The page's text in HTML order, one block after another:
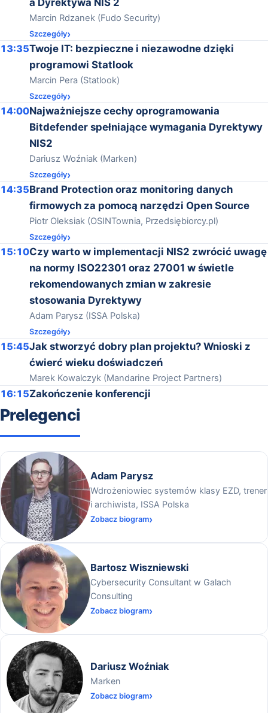
a Dyrektywa NIS 2
Marcin Rdzanek (Fudo Security)
Szczegóły
13:35Twoje IT: bezpieczne i niezawodne dzięki
programowi Statlook
Marcin Pera (Statlook)
Szczegóły
14:00Najważniejsze cechy oprogramowania
Bitdefender spełniające wymagania Dyrektywy
NIS2
Dariusz Woźniak (Marken)
Szczegóły
14:35Brand Protection oraz monitoring danych
firmowych za pomocą narzędzi Open Source
Piotr Oleksiak (OSINTownia, Przedsiębiorcy.pl)
Szczegóły
15:10Czy warto w implementacji NIS2 zwrócić uwagę
na normy ISO22301 oraz 27001 w świetle
rekomendowanych zmian w zakresie
stosowania Dyrektywy
Adam Parysz (ISSA Polska)
Szczegóły
15:45Jak stworzyć dobry plan projektu? Wnioski z
ćwierć wieku doświadczeń
Marek Kowalczyk (Mandarine Project Partners)
16:15Zakończenie konferencji
Prelegenci
Adam Parysz
Wdrożeniowiec systemów klasy EZD, trener
i archiwista, ISSA Polska
Zobacz biogram
Bartosz Wiszniewski
Cybersecurity Consultant w Galach
Consulting
Zobacz biogram
Dariusz Woźniak
Marken
Zobacz biogram